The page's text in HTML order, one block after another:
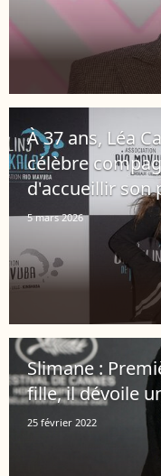
À 37 ans, Léa
célèbre
d'accueillir son
5 mars 2026
Slimane :
fille, il dévoile
25 février 2022